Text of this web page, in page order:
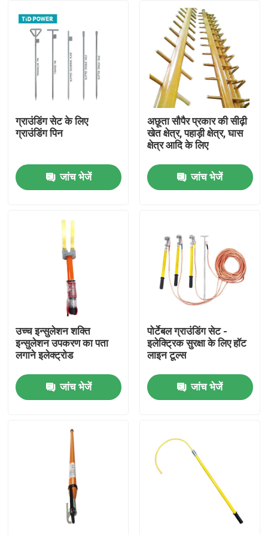
घर
कारखाना भ्रमण
गुणवत्ता नियंत्रण
एक उद्धरण का अनुरोध करें
ग्राउंडिंग सेट के लिए
ग्राउंडिंग पिन
जांच भेजें
अछूता सौपैर प्रकार की सीढ़ी
खेत क्षेत्र, पहाड़ी क्षेत्र, घास
क्षेत्र आदि के लिए
जांच भेजें
उच्च इन्सुलेशन शक्ति
इन्सुलेशन उपकरण का पता
लगाने इलेक्ट्रोड
जांच भेजें
पोर्टेबल ग्राउंडिंग सेट -
इलेक्ट्रिक सुरक्षा के लिए हॉट
लाइन टूल्स
जांच भेजें